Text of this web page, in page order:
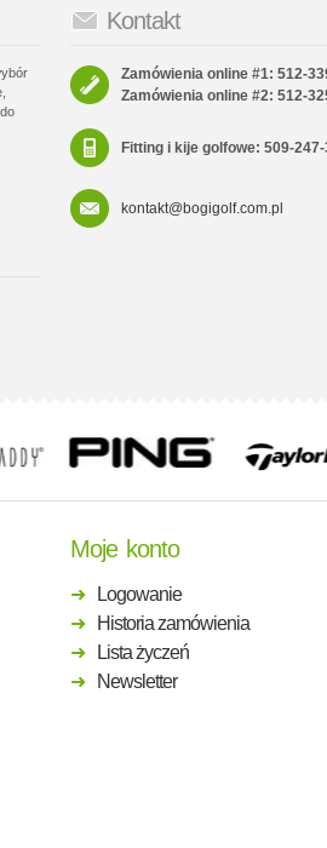
Kontakt
Zamówienia online #1: 512-
Zamówienia online #2: 512-
Fitting i kije golfowe: 509-
kontakt@bogigolf.com.pl
Moje konto
Logowanie
Historia zamówienia
Lista życzeń
Newsletter